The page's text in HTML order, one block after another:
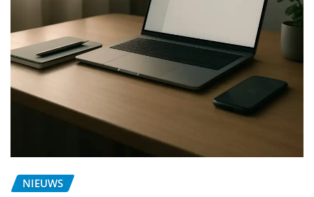
NIEUWS